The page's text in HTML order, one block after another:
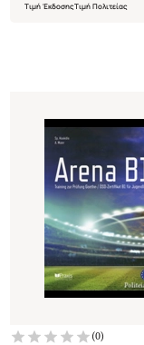
Τιμή ΈκδοσηςΤιμή Πολιτείας
(0)